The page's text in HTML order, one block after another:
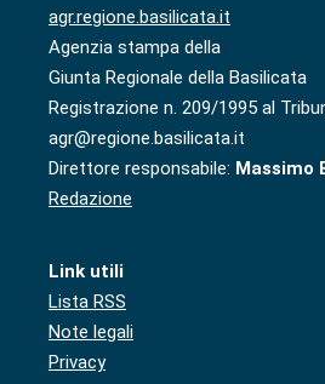
agr.regione.basilicata.it
Agenzia stampa della
Giunta Regionale della Basilicata
Registrazione n. 209/1995 al
agr@regione.basilicata.it
Direttore responsabile: Massimo
Redazione
Link utili
Lista RSS
Note legali
Privacy